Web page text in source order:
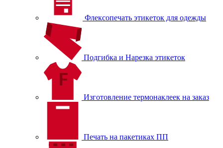
Флексопечать этикеток для одежды
Подгибка и Нарезка этикеток
Изготовление термонаклеек на заказ
Печать на пакетиках ПП